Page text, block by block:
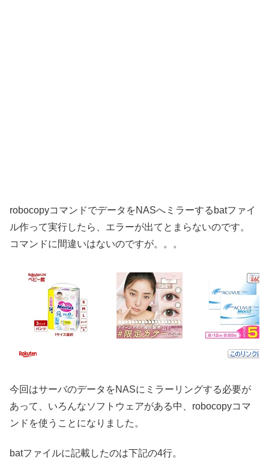
robocopyコマンドでデータをNASへミラーするbatファイ
ル作って実行したら、エラーが出てとまらないのです。
コマンドに間違いはないのですが。。。
今回はサーバのデータをNASにミラーリングする必要が
あって、いろんなソフトウェアがある中、robocopyコマ
ンドを使うことになりました。
batファイルに記載したのは下記の4行。